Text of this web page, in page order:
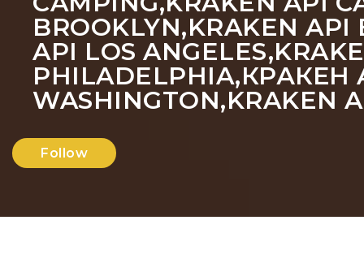
BROOKLYN,KRAKEN
API LOS
PHILADELPHIA,КРАКЕН
WASHINGTON,KRAKEN
Follow